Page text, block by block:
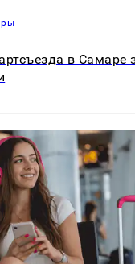
в Самаре